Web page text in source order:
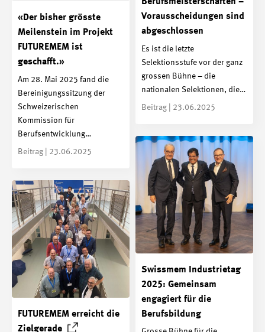
Vorausscheidungen sind
abgeschlossen
Es ist die letzte
Selektionsstufe vor der ganz
grossen Bühne – die
nationalen Selektionen, die…
Beitrag | 23.06.2025
«Der bisher grösste
Meilenstein im Projekt
FUTUREMEM ist
geschafft.»
Am 28. Mai 2025 fand die
Bereinigungssitzung der
Schweizerischen
Kommission für
Berufsentwicklung…
Beitrag | 23.06.2025
Swissmem Industrietag
2025: Gemeinsam
engagiert für die
Berufsbildung
FUTUREMEM erreicht die
Zielgerade